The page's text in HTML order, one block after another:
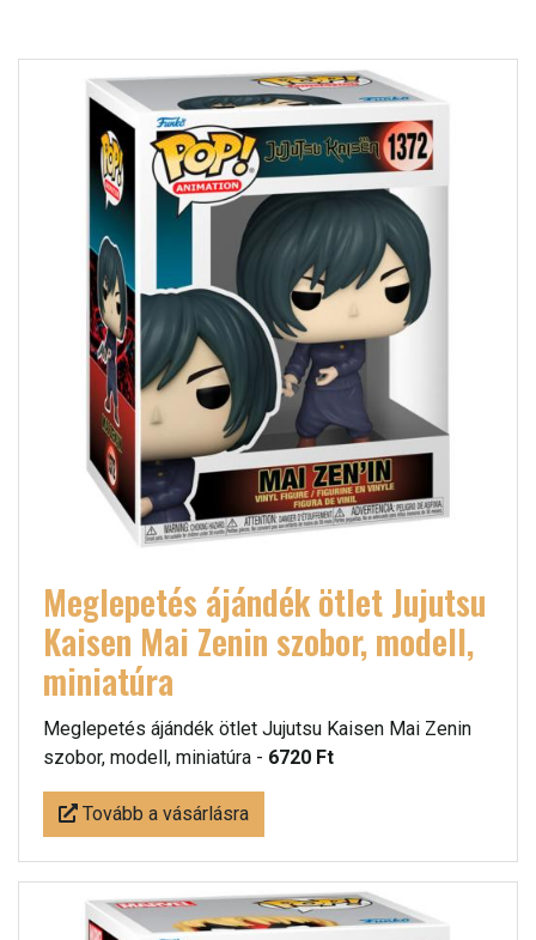
Meglepetés ájándék ötlet Jujutsu
Kaisen Mai Zenin szobor, modell,
miniatúra
Meglepetés ájándék ötlet Jujutsu Kaisen Mai Zenin
szobor, modell, miniatúra - 6720 Ft
Tovább a vásárlásra